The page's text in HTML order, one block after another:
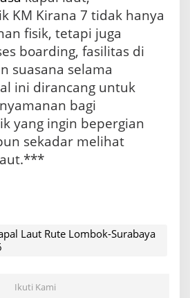
KM Kirana 7 tidak hanya
fisik, tetapi juga
boarding, fasilitas di
suasana selama
ini dirancang untuk
bagi
yang ingin bepergian
sekadar melihat
Laut Rute Lombok-Surabaya
Ikuti Kami